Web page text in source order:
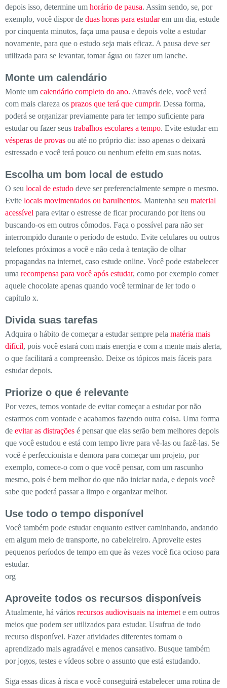
depois isso, determine um horário de pausa. Assim sendo, se, por
exemplo, você dispor de duas horas para estudarem um dia, estude
por cinquenta minutos, faça uma pausa e depois volte a estudar
novamente, para que o estudo seja mais eficaz. A pausa deve ser
utilizada para se levantar, tomar água ou fazer um lanche.
Monte um calendário
Monte um calendário completo do ano. Através dele, você verá
com mais clareza os prazos que terá que cumprir. Dessa forma,
poderá se organizar previamente para ter tempo suficiente para
estudar ou fazer seus trabalhos escolares a tempo. Evite estudar em
vésperas de provas ou até no próprio dia: isso apenas o deixará
estressado e você terá pouco ou nenhum efeito em suas notas.
Escolha um bom local de estudo
O seu local de estudo deve ser preferencialmente sempre o mesmo.
Evite locais movimentados ou barulhentos. Mantenha seu material
acessível para evitar o estresse de ficar procurando por itens ou
buscando-os em outros cômodos. Faça o possível para não ser
interrompido durante o período de estudo. Evite celulares ou outros
telefones próximos a você e não ceda à tentação de olhar
propagandas na internet, caso estude online. Você pode estabelecer
uma recompensa para você após estudar, como por exemplo comer
aquele chocolate apenas quando você terminar de ler todo o
capítulo x.
Divida suas tarefas
Adquira o hábito de começar a estudar sempre pela matéria mais
difícil, pois você estará com mais energia e com a mente mais alerta,
o que facilitará a compreensão. Deixe os tópicos mais fáceis para
estudar depois.
Priorize o que é relevante
Por vezes, temos vontade de evitar começar a estudar por não
estarmos com vontade e acabamos fazendo outra coisa. Uma forma
de evitar as distrações é pensar que elas serão bem melhores depois
que você estudou e está com tempo livre para vê-las ou fazê-las. Se
você é perfeccionista e demora para começar um projeto, por
exemplo, comece-o com o que você pensar, com um rascunho
mesmo, pois é bem melhor do que não iniciar nada, e depois você
sabe que poderá passar a limpo e organizar melhor.
Use todo o tempo disponível
Você também pode estudar enquanto estiver caminhando, andando
em algum meio de transporte, no cabeleireiro. Aproveite estes
pequenos períodos de tempo em que às vezes você fica ocioso para
estudar.
org
Aproveite todos os recursos disponíveis
Atualmente, há vários recursos audiovisuais na internet e em outros
meios que podem ser utilizados para estudar. Usufrua de todo
recurso disponível. Fazer atividades diferentes tornam o
aprendizado mais agradável e menos cansativo. Busque também
por jogos, testes e vídeos sobre o assunto que está estudando.
Siga essas dicas à risca e você conseguirá estabelecer uma rotina de